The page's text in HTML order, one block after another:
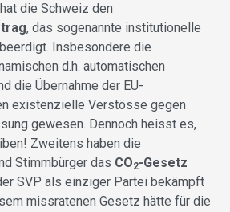
die Schweiz den
, das sogenannte institutionelle
Insbesondere die
d.h. automatischen
die Übernahme der EU-
existenzielle Verstösse gegen
gewesen. Dennoch heisst es,
Zweitens haben die
Stimmbürger das CO2-Gesetz
SVP als einziger Partei bekämpft
missratenen Gesetz hätte für die